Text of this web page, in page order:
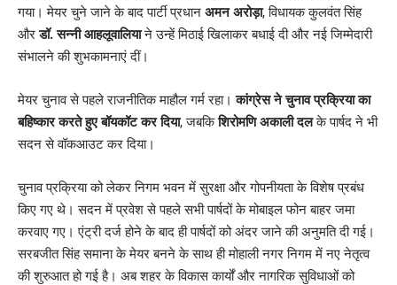
गया। मेयर चुने जाने के बाद पार्टी प्रधान अमन अरोड़ा, विधायक कुलवंत सिंह
औरडॉ. सन्नी आहलूवालियाने उन्हें मिठाई खिलाकर बधाई दी और नई जिम्मेदारी
संभालने की शुभकामनाएं दीं।
मेयर चुनाव से पहले राजनीतिक माहौल गर्म रहा।कांग्रेस ने चुनाव प्रक्रिया का
बहिष्कार करते हुए बॉयकॉट कर दिया, जबकिशिरोमणि अकाली दलके पार्षद ने भी
सदन से वॉकआउट कर दिया।
चुनाव प्रक्रिया को लेकर निगम भवन में सुरक्षा और गोपनीयता के विशेष प्रबंध
किए गए थे। सदन में प्रवेश से पहले सभी पार्षदों के मोबाइल फोन बाहर जमा
करवाए गए। एंट्री दर्ज होने के बाद ही पार्षदों को अंदर जाने की अनुमति दी गई।
सरबजीत सिंह समाना के मेयर बनने के साथ ही मोहाली नगर निगम में नए नेतृत्व
की शुरुआत हो गई है। अब शहर के विकास कार्यों और नागरिक सुविधाओं को